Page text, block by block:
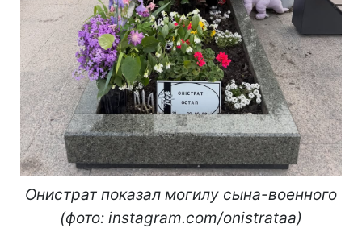
Онистрат показал могилу сына-военного
(фото: instagram.com/onistrataa)